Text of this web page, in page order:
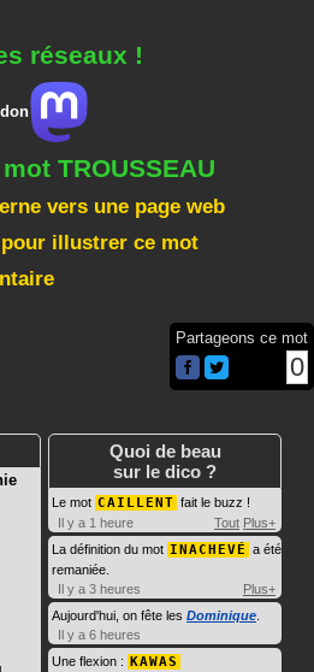
réseaux !
TROUSSEAU
vers une page web
illustrer ce mot
Partageons ce mot
0
Quoi de beau
sur le dico ?
Le mot CAILLENT fait le buzz !
Il y a 1 heure
Tout Plus+
La définition du mot INACHEVÉ a été
remaniée.
Il y a 3 heures
Plus+
Aujourd'hui, on fête les Dominique
Il y a 6 heures
Une flexion : KAWAS